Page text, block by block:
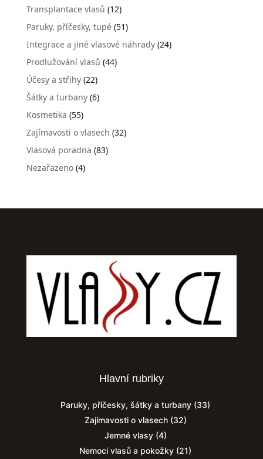
Transplantace vlasů (12)
Paruky, příčesky, tupé(51)
Integrace a jiné vlasové náhrady(24)
Prodlužování vlasů (44)
Účesy a střihy(22)
Šátky a turbany(6)
Kosmetika (55)
Zajímavosti o vlasech (32)
Vlasová poradna (83)
Nezařazeno(4)
Hlavní rubriky
Paruky, příčesky, šátky a turbany (33)
Zajímavosti o vlasech(32)
Jemné vlasy(4)
Nemoci vlasů a pokožky (21)